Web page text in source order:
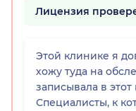
Лицензия
Этой клинике я
хожу туда на
записывала в
Специалисты, к